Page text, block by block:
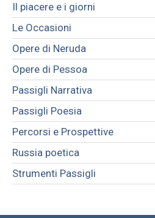
Il piacere e i giorni
Le Occasioni
Opere di Neruda
Opere di Pessoa
Passigli Narrativa
Passigli Poesia
Percorsi e Prospettive
Russia poetica
Strumenti Passigli